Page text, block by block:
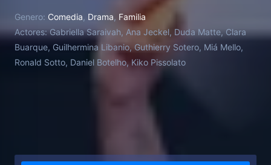
su padrastro como maestro y a su insufrible medio
hermano como compañero de escuela. También
conocerá a su primer amor y enfrentará los
problemas personales de sus amigas. Pero todo
esto lo harán juntas... o no.
Genero: Comedia Drama, Familia
Actores: Gabriella Saraivah, Ana Jeckel, Duda Matte, Clara
Buarque, Guilhermina Libanio, Guthierry Sotero, Miá Mello,
Ronald Sotto, Daniel Botelho, Kiko Pissolato